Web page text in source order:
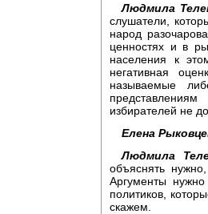
Людмила
слушатели,
народ
ценностях и в
населения к
негативная
называемые
избирателей не
Елена
Людмила
объяснять
Аргументы
политиков,
скажем.